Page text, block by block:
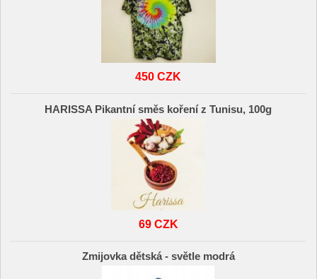
450 CZK
HARISSA Pikantní směs koření z Tunisu, 100g
69 CZK
Zmijovka dětská - světle modrá